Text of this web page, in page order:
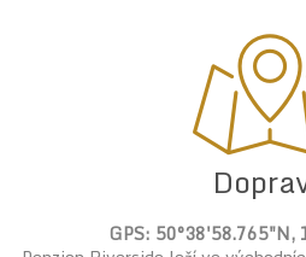
GPS: 50°38'58.765"N,